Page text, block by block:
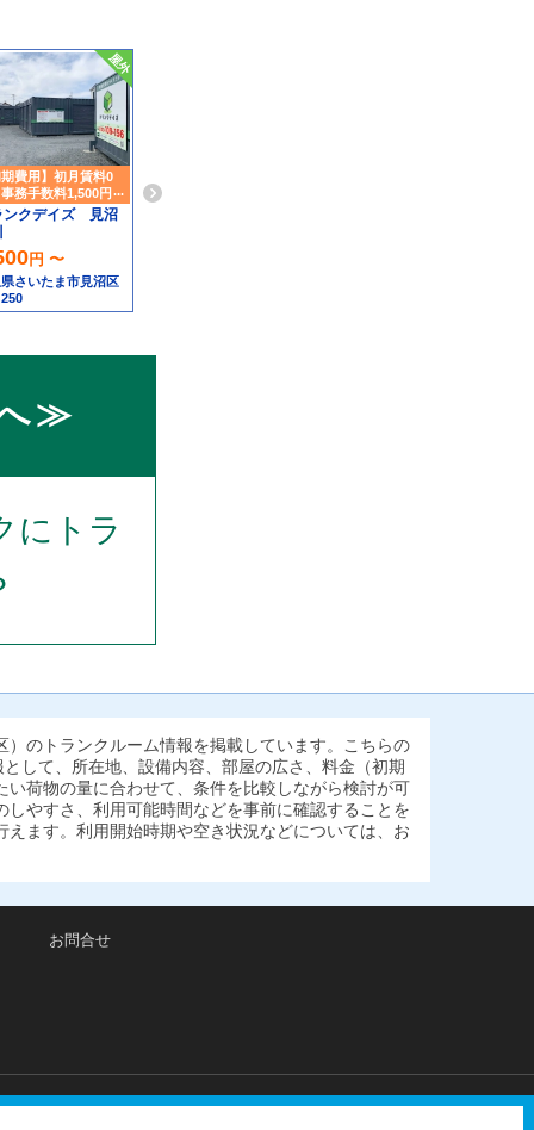
費用】初月賃料0
務手数料1,500円引
ンクデイズ 見沼
円 〜
さいたま市見沼区
≫
にトラ
のトランクルーム情報を掲載しています。こちらの
して、所在地、設備内容、部屋の広さ、料金（初期
荷物の量に合わせて、条件を比較しながら検討が可
やすさ、利用可能時間などを事前に確認することを
ます。利用開始時期や空き状況などについては、お
お問合せ